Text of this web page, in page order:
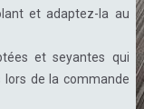
et adaptez-la au
et seyantes qui
lors de la commande